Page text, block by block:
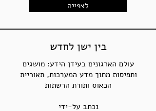
לצפייה
בין ישן לחדש
עולם הארגונים בעידן הידע: מושגים
ותפיסות מתוך מדע המערכות, תאוריית
הכאוס ותורת הרשתות
נכתב על-ידי